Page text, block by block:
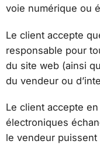
voie numérique ou
Le client accepte
responsable pour
du site web (ainsi
du vendeur ou
Le client accepte
électroniques
le vendeur